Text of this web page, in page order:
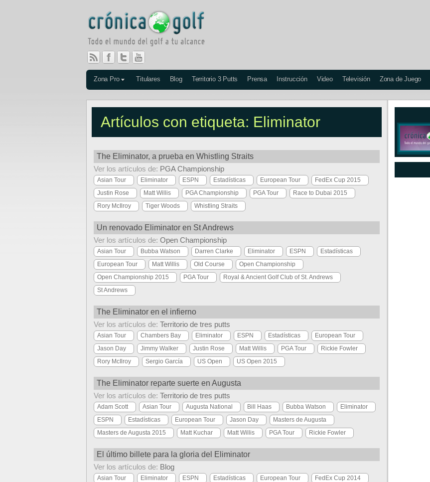
Zona Pro Titulares Blog Territorio 3 Putts Prensa Instrucción Video Televisión Zona de Juego
Artículos con etiqueta: Eliminator
The Eliminator, a prueba en Whistling Straits
Ver los artículos de: PGA Championship
Asian Tour Eliminator ESPN Estadísticas European Tour
FedEx Cup 2015
Justin Rose
Matt Willis PGA Championship PGA Tour
Race to Dubai 2015
Rory McIlroy
Tiger Woods Whistling Straits
Un renovado Eliminator en St Andrews
Ver los artículos de: Open Championship
Asian Tour Bubba Watson Darren Clarke Eliminator ESPN
Estadísticas
European Tour
Matt Willis Old Course
Open Championship
Open Championship 2015
PGA Tour
Royal & Ancient Golf Club of St. Andrews
St Andrews
The Eliminator en el infierno
Ver los artículos de: Territorio de tres putts
Asian Tour Chambers Bay Eliminator ESPN Estadísticas
European Tour
Jason Day
Jimmy Walker Justin Rose Matt Willis PGA Tour
Rickie Fowler
Rory McIlroy
Sergio García US Open US Open 2015
The Eliminator reparte suerte en Augusta
Ver los artículos de: Territorio de tres putts
Adam Scott Asian Tour Augusta National Bill Haas Bubba Watson
Eliminator
ESPN
Estadísticas European Tour Jason Day
Masters de Augusta
Masters de Augusta 2015
Matt Kuchar Matt Willis PGA Tour Rickie Fowler
El último billete para la gloria del Eliminator
Ver los artículos de: Blog
Asian Tour Eliminator ESPN Estadísticas European Tour
FedEx Cup 2014